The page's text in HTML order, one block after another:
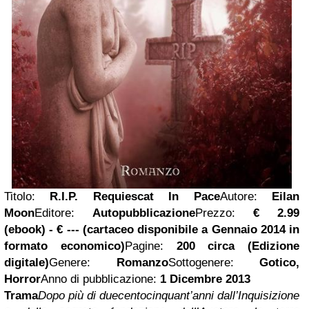
Titolo: R.I.P. Requiescat In PaceAutore: Eilan
MoonEditore: AutopubblicazionePrezzo: € 2.99
(ebook) - € --- (cartaceo disponibile a Gennaio 2014 in
formato economico)Pagine: 200 circa (Edizione
digitale)Genere: RomanzoSottogenere: Gotico,
HorrorAnno di pubblicazione: 1 Dicembre 2013
TramaDopo più di duecentocinquant’anni dall’Inquisizione